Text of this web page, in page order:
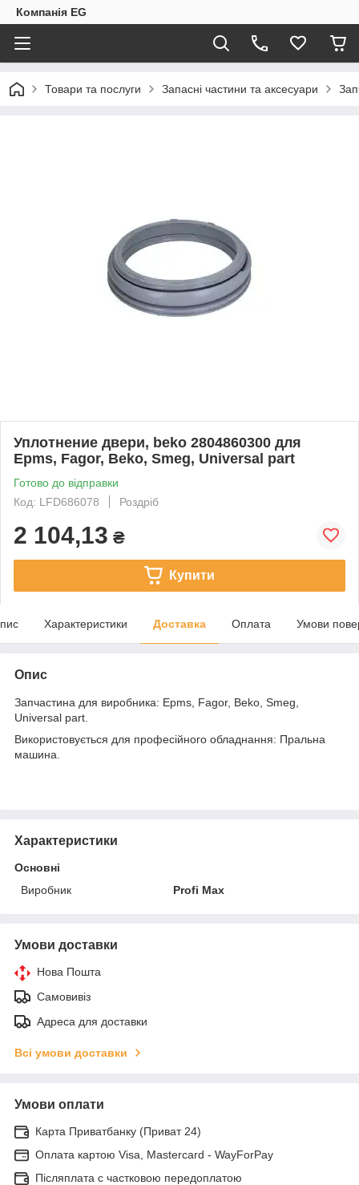
Компанія EG
Товари та послуги Запасні частини та аксесуари
Уплотнение двери, beko 2804860300 для
Epms, Fagor, Beko, Smeg, Universal part
Готово до відправки
Код: LFD686078
Роздріб
2 104,13 ₴
Купити
Характеристики Доставка Оплата Умови
Опис
Запчастина для виробника: Epms, Fagor, Beko, Smeg,
Universal part.
Використовується для професійного обладнання: Пральна
машина.
Характеристики
Основні
Виробник
Profi Max
Умови доставки
Нова Пошта
Самовивіз
Адреса для доставки
Всі умови доставки
Умови оплати
Карта Приватбанку (Приват 24)
Оплата картою Visa, Mastercard - WayForPay
Післяплата с частковою передоплатою